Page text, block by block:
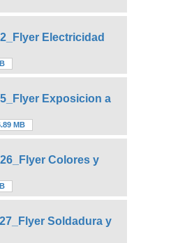
Electricidad
Exposicion a
MB
Colores y
Soldadura y